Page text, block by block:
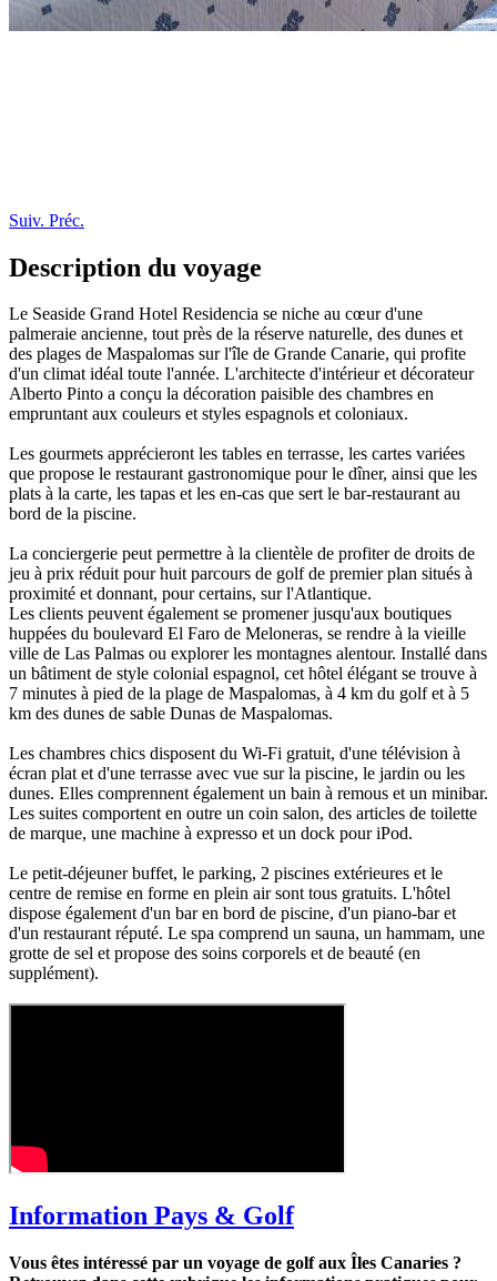
Suiv. Préc.
Description du voyage
Le Seaside Grand Hotel Residencia se niche au cœur d'une
palmeraie ancienne, tout près de la réserve naturelle, des dunes et
des plages de Maspalomas sur l'île de Grande Canarie, qui profite
d'un climat idéal toute l'année. L'architecte d'intérieur et décorateur
Alberto Pinto a conçu la décoration paisible des chambres en
empruntant aux couleurs et styles espagnols et coloniaux.
Les gourmets apprécieront les tables en terrasse, les cartes variées
que propose le restaurant gastronomique pour le dîner, ainsi que les
plats à la carte, les tapas et les en-cas que sert le bar-restaurant au
bord de la piscine.
La conciergerie peut permettre à la clientèle de profiter de droits de
jeu à prix réduit pour huit parcours de golf de premier plan situés à
proximité et donnant, pour certains, sur l'Atlantique.
Les clients peuvent également se promener jusqu'aux boutiques
huppées du boulevard El Faro de Meloneras, se rendre à la vieille
ville de Las Palmas ou explorer les montagnes alentour. Installé dans
un bâtiment de style colonial espagnol, cet hôtel élégant se trouve à
7 minutes à pied de la plage de Maspalomas, à 4 km du golf et à 5
km des dunes de sable Dunas de Maspalomas.
Les chambres chics disposent du Wi-Fi gratuit, d'une télévision à
écran plat et d'une terrasse avec vue sur la piscine, le jardin ou les
dunes. Elles comprennent également un bain à remous et un minibar.
Les suites comportent en outre un coin salon, des articles de toilette
de marque, une machine à expresso et un dock pour iPod.
Le petit-déjeuner buffet, le parking, 2 piscines extérieures et le
centre de remise en forme en plein air sont tous gratuits. L'hôtel
dispose également d'un bar en bord de piscine, d'un piano-bar et
d'un restaurant réputé. Le spa comprend un sauna, un hammam, une
grotte de sel et propose des soins corporels et de beauté (en
supplément).
Information Pays & Golf
Vous êtes intéressé par un voyage de golf aux Îles Canaries ?